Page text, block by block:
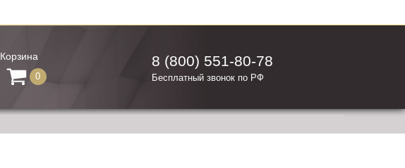
Корзина
0
8 (800) 551-80-78
Бесплатный звонок по РФ